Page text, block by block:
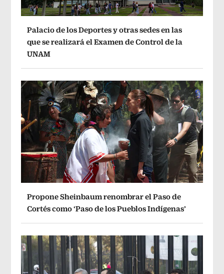
Palacio de los Deportes y otras sedes en las
que se realizará el Examen de Control de la
UNAM
Propone Sheinbaum renombrar el Paso de
Cortés como ‘Paso de los Pueblos Indígenas’